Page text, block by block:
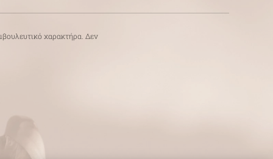
χαρακτήρα. Δεν